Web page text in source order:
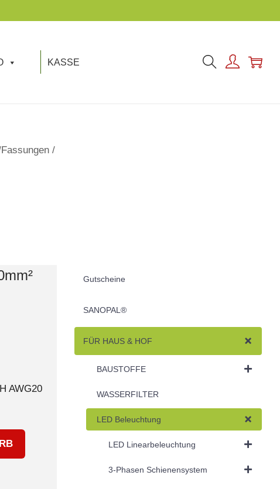
KASSE
/
AWG20
Gutscheine
SANOPAL®
FÜR HAUS & HOF
BAUSTOFFE
WASSERFILTER
LED Beleuchtung
LED Linearbeleuchtung
3-Phasen Schienensystem